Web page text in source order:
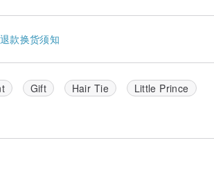
款换货须知
Gift Hair Tie
Little Prince